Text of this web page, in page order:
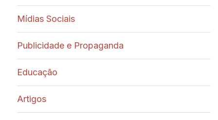
Mídias Sociais
Publicidade e Propaganda
Educação
Artigos